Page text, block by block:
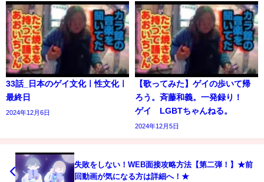
33話_日本のゲイ文化ㅣ性文化ㅣ
最終日
2024年12月6日
【歌ってみた】ゲイの歩いて帰
ろう。斉藤和義。一発録り！
ゲイ LGBTちゃんねる。
2024年12月5日
失敗をしない！WEB面接攻略方法【第二弾！】★前
回動画が気になる方は詳細へ！★